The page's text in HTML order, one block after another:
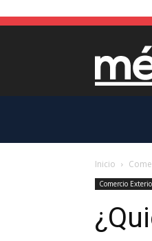
Inicio
Comercio